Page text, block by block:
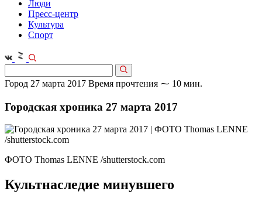
Люди
Пресс-центр
Культура
Спорт
Город 27 марта 2017 Время прочтения ⁓ 10 мин.
Городская хроника 27 марта 2017
ФОТО Thomas LENNE /shutterstock.com
Культнаследие минувшего